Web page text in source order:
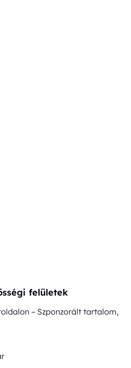
felületek
– Szponzorált tartalom,